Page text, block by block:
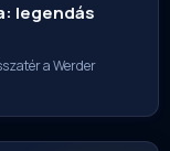
legendás
a Werder